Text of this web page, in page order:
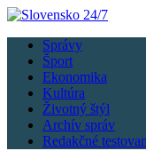
Správy
Šport
Ekonomika
Kultúra
Životný štýl
Archív správ
Redakčné